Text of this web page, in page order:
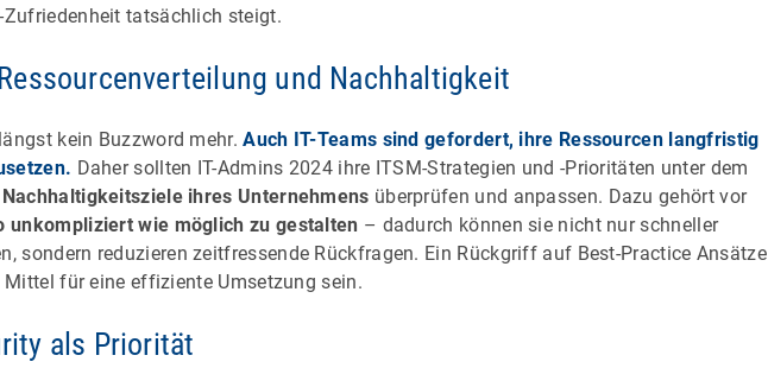
Zufriedenheit tatsächlich steigt.
und Nachhaltigkeit
kein Buzzword mehr.Auch IT-Teams sind gefordert, ihre Ressourcen langfristig
Daher sollten IT-Admins 2024 ihre ITSM-Strategien und -Prioritäten unter dem
Nachhaltigkeitsziele ihres Unternehmens überprüfen und anpassen. Dazu gehört vor
unkompliziert wie möglich zu gestalten – dadurch können sie nicht nur schneller
sondern reduzieren zeitfressende Rückfragen. Ein Rückgriff auf Best-Practice Ansätze
für eine effiziente Umsetzung sein.
als Priorität